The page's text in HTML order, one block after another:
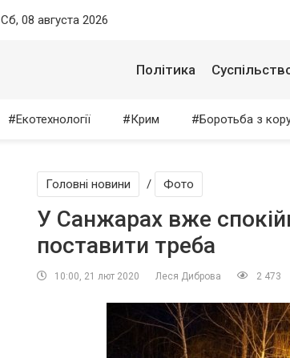
Сб, 08 августа 2026
Політика
Екотехнології Крим Боротьба з
Головні новини / Фото
У Санжарах вже
поставити треба
10:00, 21 лют 2020 Леся Диброва 2 473